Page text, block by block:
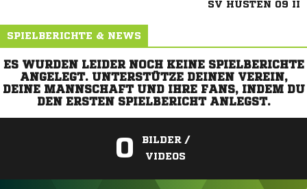
SV HÜSTEN 09 II
SPIELBERICHTE & NEWS
ES WURDEN LEIDER NOCH KEINE SPIELBERICHTE
ANGELEGT. UNTERSTÜTZE DEINEN VEREIN,
DEINE MANNSCHAFT UND IHRE FANS, INDEM DU
DEN ERSTEN SPIELBERICHT ANLEGST.
0
BILDER /
VIDEOS